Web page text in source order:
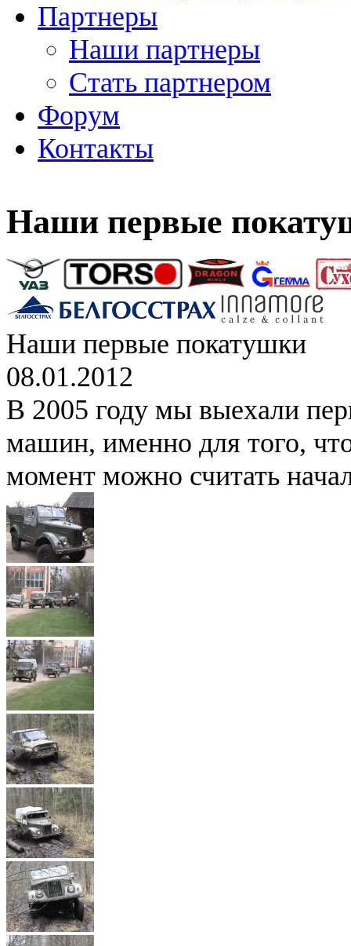
Партнеры
Наши партнеры
Стать партнером
Форум
Контакты
Наши первые
Наши первые покатушки
08.01.2012
В 2005 году мы выехали
машин, именно для того,
момент можно считать